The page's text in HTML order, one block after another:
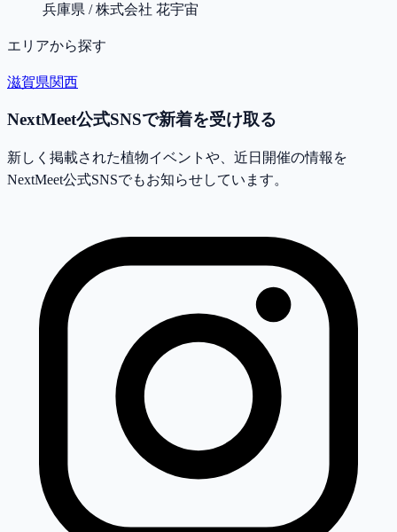
兵庫県 / 株式会社 花宇宙
エリアから探す
滋賀県関西
NextMeet公式SNSで新着を受け取る
新しく掲載された植物イベントや、近日開催の情報を
NextMeet公式SNSでもお知らせしています。